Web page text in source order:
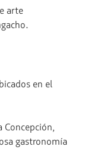
arte
en el
Concepción,
gastronomía